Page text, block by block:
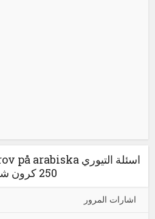
250 كرون شهري
اشارات المرور